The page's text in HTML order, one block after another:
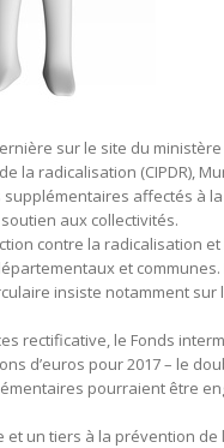
sur le site du ministère
la radicalisation (CIPDR),
affectés à
aux collectivités.
contre la radicalisation
et communes.
insiste notamment
rectificative, le Fonds
d’euros pour 2017 – le
pourraient être
un tiers à la prévention de